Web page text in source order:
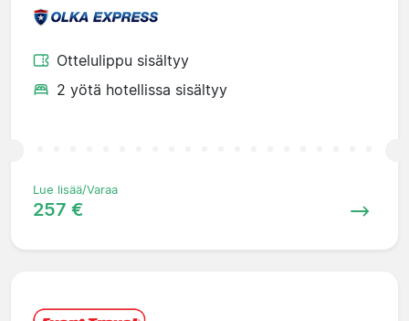
Ottelulippu sisältyy
2 yötä hotellissa sisältyy
Lue lisää/Varaa
257 €